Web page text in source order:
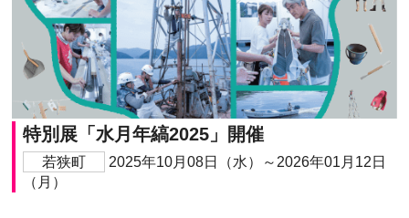
特別展「水月年縞2025」開催
若狭町
2025年10月08日（水）～2026年01月12日
（月）